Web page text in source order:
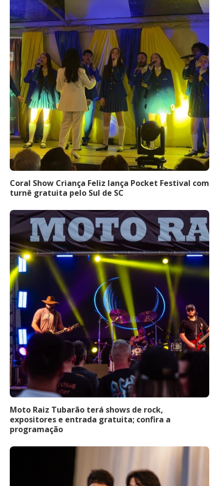
Coral Show Criança Feliz lança Pocket Festival com
turnê gratuita pelo Sul de SC
Moto Raiz Tubarão terá shows de rock,
expositores e entrada gratuita; confira a
programação